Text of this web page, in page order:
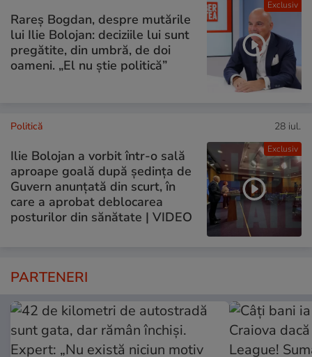
Exclusiv
Rareș Bogdan, despre mutările
lui Ilie Bolojan: deciziile lui sunt
pregătite, din umbră, de doi
oameni. „El nu știe politică”
Exclusiv
Politică 28 iul.
Ilie Bolojan a vorbit într-o sală
aproape goală după ședința de
Guvern anunțată din scurt, în
care a aprobat deblocarea
posturilor din sănătate | VIDEO
PARTENERI